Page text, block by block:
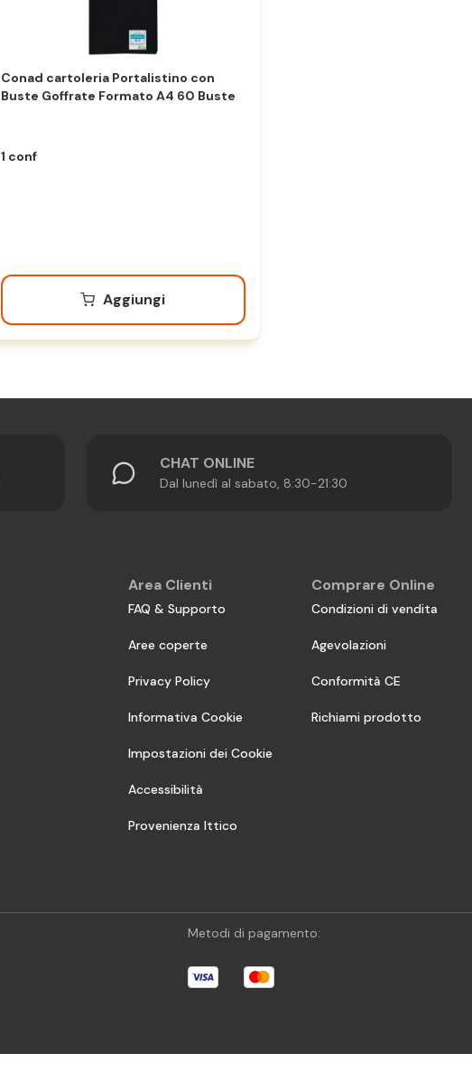
Conad cartoleria Portalistino con
Buste Goffrate Formato A4 60 Buste
1 conf
Aggiungi
CHAT ONLINE
Dal lunedì al sabato, 8:30-21:30
Area Clienti
FAQ & Supporto
Aree coperte
Privacy Policy
Informativa Cookie
Impostazioni dei Cookie
Accessibilità
Provenienza Ittico
Comprare Online
Condizioni di vendita
Agevolazioni
Conformità CE
Richiami prodotto
Metodi di pagamento: